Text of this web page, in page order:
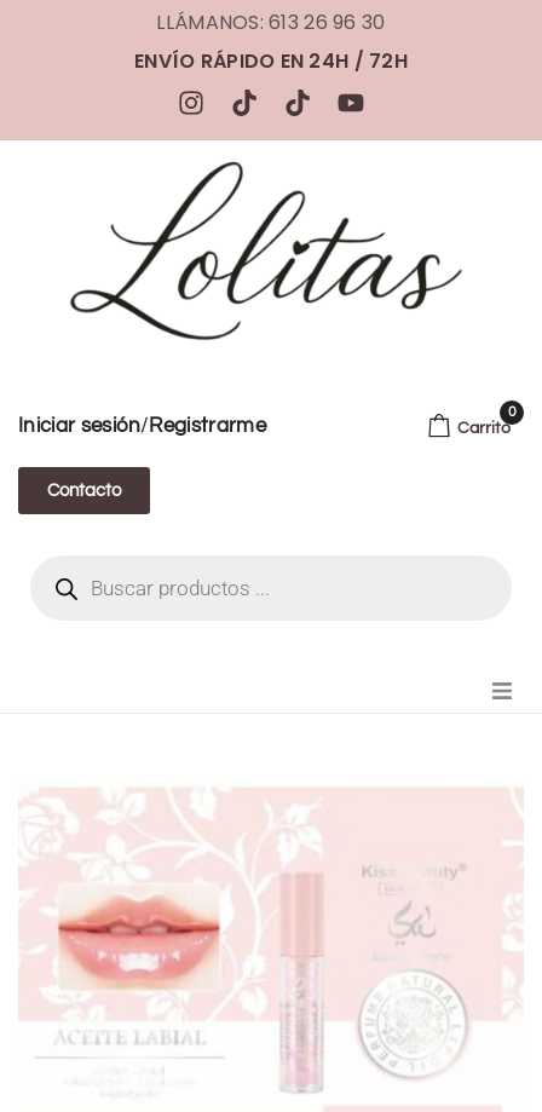
LLÁMANOS: 613 26 96 30
ENVÍO RÁPIDO EN 24H / 72H
Iniciar sesión/ Registrarme
Contacto
Carrito
0
MODA CHICA
BEAUTY
PERFUMES
BISUTERIA